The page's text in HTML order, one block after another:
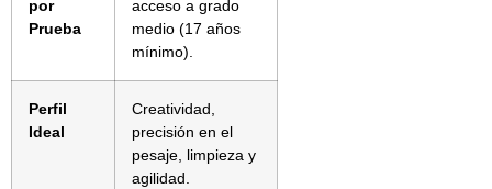
por
Prueba
acceso a grado
medio (17 años
mínimo).
Perfil
Ideal
Creatividad,
precisión en el
pesaje, limpieza y
agilidad.